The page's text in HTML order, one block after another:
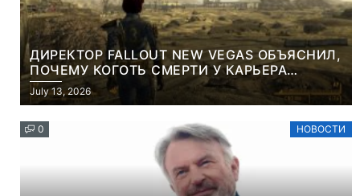
ДИРЕКТОР FALLOUT NEW VEGAS ОБЪЯСНИЛ,
ПОЧЕМУ КОГОТЬ СМЕРТИ У КАРЬЕРА
НАМЕРЕННО СНОСИТ ВАМ ГОЛОВУ
July 13, 2026
0 НОВОСТИ